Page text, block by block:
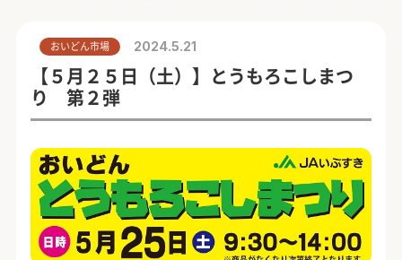
おいどん市場 2024.5.21
【５月２５日（土）】とうもろこしまつ
り 第２弾